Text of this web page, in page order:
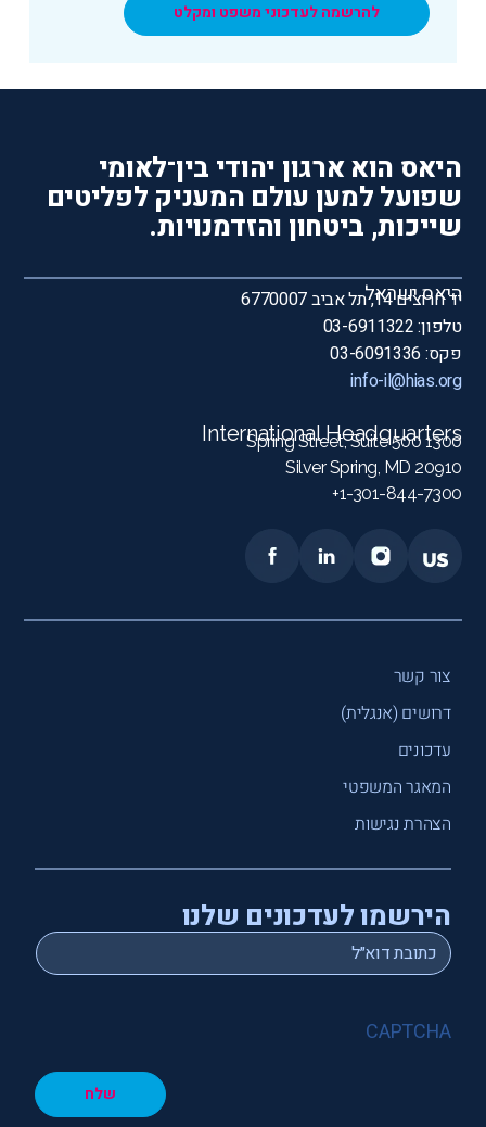
להרשמה לעדכוני משפט ומקלט
היאס הוא ארגון יהודי בין־לאומי
שפועל למען עולם המעניק לפליטים
שייכות, ביטחון והזדמנויות.
היאס ישראל
יד חרוצים 14, תל אביב 6770007
טלפון: 03-6911322
פקס: 03-6091336
info-il@hias.org
International Headquarters
1300 Spring Street, Suite 500
Silver Spring, MD 20910
1-301-844-7300+
צור קשר
דרושים (אנגלית)
עדכונים
המאגר המשפטי
הצהרת נגישות
הירשמו לעדכונים שלנו
Email
*
CAPTCHA
שלח